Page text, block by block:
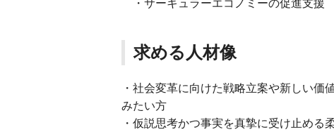
・サーキュラーエコノミーの促進支援
求める人材像
・社会変革に向けた戦略立案や新しい
みたい方
・仮説思考かつ事実を真摯に受け止める